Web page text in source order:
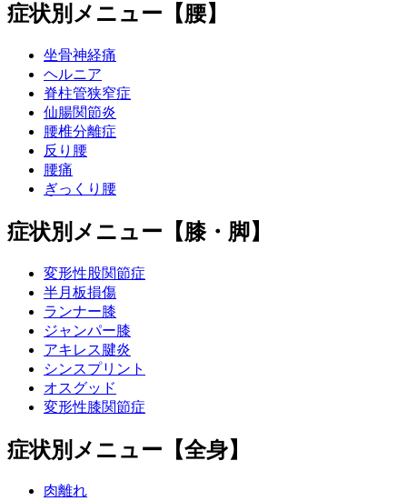
症状別メニュー【腰】
坐骨神経痛
ヘルニア
脊柱管狭窄症
仙腸関節炎
腰椎分離症
反り腰
腰痛
ぎっくり腰
症状別メニュー【膝・脚】
変形性股関節症
半月板損傷
ランナー膝
ジャンパー膝
アキレス腱炎
シンスプリント
オスグッド
変形性膝関節症
症状別メニュー【全身】
肉離れ